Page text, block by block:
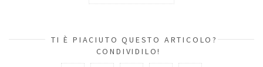
TI È PIACIUTO QUESTO ARTICOLO?
CONDIVIDILO!